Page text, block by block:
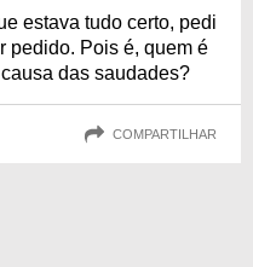
estava tudo certo, pedi
pedido. Pois é, quem é
das saudades?
COMPARTILHAR